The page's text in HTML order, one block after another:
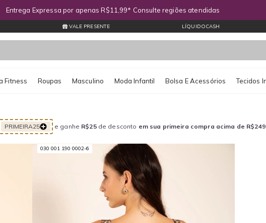
Entrega Expressa por apenas R$11,99* Consulte regiões atendidas
VALE PRESENTE LÍQUIDOCASH
Bolsa E Acessórios
Masculino Moda Infantil
Roupas
Fitness Tecidos
PRIMEIRA25 e ganhe R$25de desconto em sua primeira compra acima de
030 001 190 0002-6 030 001